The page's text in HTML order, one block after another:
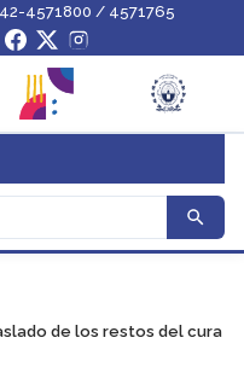
4571800 / 4571765
de los restos del cura